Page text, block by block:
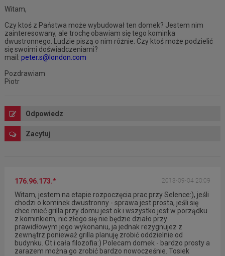
Witam,
Czy ktoś z Państwa może wybudował ten domek? Jestem nim
zainteresowany, ale trochę obawiam się tego kominka
dwustronnego. Ludzie piszą o nim różnie. Czy ktoś może podzielić
się swoimi doświadczeniami?
mail: peter.s@london.com
Pozdrawiam
Piotr
Odpowiedz
Zacytuj
176.96.173.* 2013-09-04 20:09
Witam, jestem na etapie rozpoczęcia prac przy Selence:), jeśli
chodzi o kominek dwustronny - sprawa jest prosta, jeśli się
chce mieć grilla przy domu jest ok i wszystko jest w porządku
z kominkiem, nic złego się nie będzie działo przy
prawidłowym jego wykonaniu, ja jednak rezygnujez z
zewnątrz ponieważ grilla planuję zrobić oddzielnie od
budynku. Ot i cała filozofia:) Polecam domek - bardzo prosty a
zarazem można go zrobić bardzo nowocześnie. Tosiek